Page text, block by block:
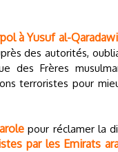
à Yusuf al-Qaradawi
des autorités,
des Frères
terroristes pour
pour réclamer la
par les Emirats